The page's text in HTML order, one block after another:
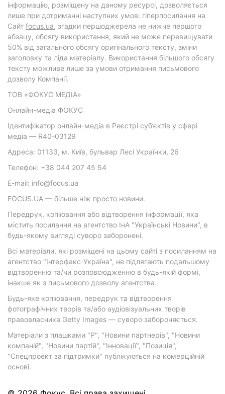
інформацію, розміщену на даному ресурсі, дозволяється
лише при дотриманні наступних умов: гіперпосилання на
Cайт focus.ua, згадки першоджерела не нижче першого
абзацу, обсягу використання, який не може перевищувати
50% від загального обсягу оригінального тексту, зміни
заголовку та ліда матеріалу. Використання більшого обсягу
тексту можливе лише за умови отримання письмового
дозволу Компанії.
ТОВ «ФОКУС МЕДІА»
Онлайн-медіа ФОКУС
Ідентифікатор онлайн-медіа в Реєстрі суб’єктів у сфері
медіа — R40-03129
Адреса: 01133, м. Київ, бульвар Лесі Українки, 26
Телефон: +38 044 207 45 54
E-mail: info@focus.ua
FOCUS.UA — більше ніж просто новини.
Передрук, копіювання або відтворення інформації, яка
містить посилання на агентство ІнА "Українські Новини", в
будь-якому вигляді суворо заборонені.
Всі матеріали, які розміщені на цьому сайті з посиланням на
агентство "Інтерфакс-Україна", не підлягають подальшому
відтворенню та/чи розповсюдженню в будь-якій формі,
інакше як з письмового дозволу агентства.
Будь-яке копіювання, передрук та відтворення
фотографічних творів та/або аудіовізуальних творів
правовласника Getty Images — суворо забороняється.
Матеріали з плашками "Р", "Новини партнерів", "Новини
компаній", "Новини партій", "Інновації", "Позиція",
"Спецпроект за підтримки" публікуються на комерційній
основі.